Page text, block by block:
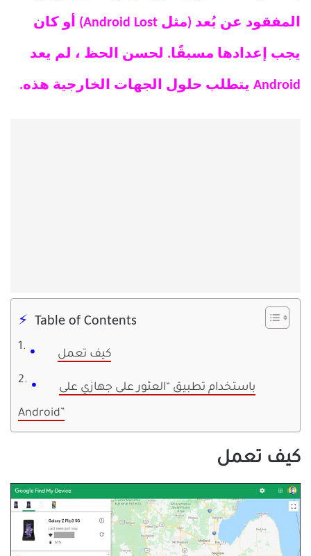
المفقود عن بُعد (مثل Android Lost) أو كان
يجب إعدادها مسبقًا. لحسن الحظ ، لم يعد
Android يتطلب حلول الجهات الخارجية هذه.
Table of Contents
كيف تعمل
باستخدام تطبيق “العثور على جهازي على
Android”
كيف تعمل